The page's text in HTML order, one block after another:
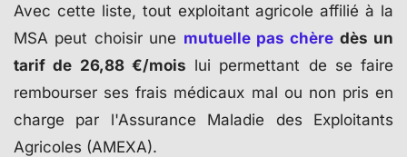
Avec cette liste, tout exploitant agricole affilié à la
MSA peut choisir une mutuelle pas chère dès un
tarif de 26,88 €/mois lui permettant de se faire
rembourser ses frais médicaux mal ou non pris en
charge par l'Assurance Maladie des Exploitants
Agricoles (AMEXA).